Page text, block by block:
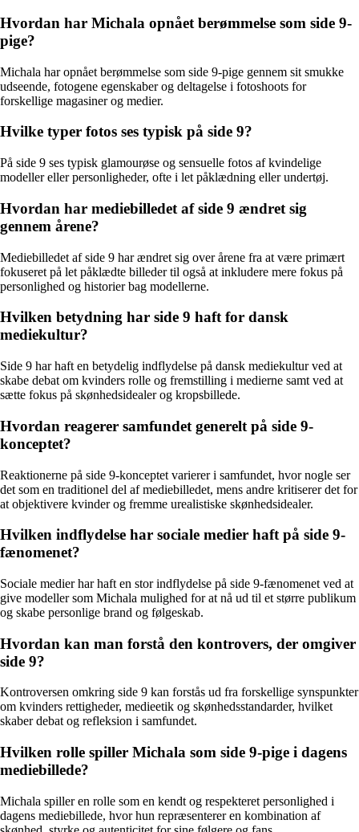
Hvordan har Michala opnået berømmelse som side 9-
pige?
Michala har opnået berømmelse som side 9-pige gennem sit smukke
udseende, fotogene egenskaber og deltagelse i fotoshoots for
forskellige magasiner og medier.
Hvilke typer fotos ses typisk på side 9?
På side 9 ses typisk glamourøse og sensuelle fotos af kvindelige
modeller eller personligheder, ofte i let påklædning eller undertøj.
Hvordan har mediebilledet af side 9 ændret sig
gennem årene?
Mediebilledet af side 9 har ændret sig over årene fra at være primært
fokuseret på let påklædte billeder til også at inkludere mere fokus på
personlighed og historier bag modellerne.
Hvilken betydning har side 9 haft for dansk
mediekultur?
Side 9 har haft en betydelig indflydelse på dansk mediekultur ved at
skabe debat om kvinders rolle og fremstilling i medierne samt ved at
sætte fokus på skønhedsidealer og kropsbillede.
Hvordan reagerer samfundet generelt på side 9-
konceptet?
Reaktionerne på side 9-konceptet varierer i samfundet, hvor nogle ser
det som en traditionel del af mediebilledet, mens andre kritiserer det for
at objektivere kvinder og fremme urealistiske skønhedsidealer.
Hvilken indflydelse har sociale medier haft på side 9-
fænomenet?
Sociale medier har haft en stor indflydelse på side 9-fænomenet ved at
give modeller som Michala mulighed for at nå ud til et større publikum
og skabe personlige brand og følgeskab.
Hvordan kan man forstå den kontrovers, der omgiver
side 9?
Kontroversen omkring side 9 kan forstås ud fra forskellige synspunkter
om kvinders rettigheder, medieetik og skønhedsstandarder, hvilket
skaber debat og refleksion i samfundet.
Hvilken rolle spiller Michala som side 9-pige i dagens
mediebillede?
Michala spiller en rolle som en kendt og respekteret personlighed i
dagens mediebillede, hvor hun repræsenterer en kombination af